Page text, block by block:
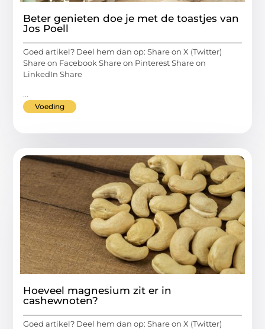
Beter genieten doe je met de toastjes van
Jos Poell
Goed artikel? Deel hem dan op: Share on X (Twitter)
Share on Facebook Share on Pinterest Share on
LinkedIn Share
...
Voeding
Hoeveel magnesium zit er in
cashewnoten?
Goed artikel? Deel hem dan op: Share on X (Twitter)